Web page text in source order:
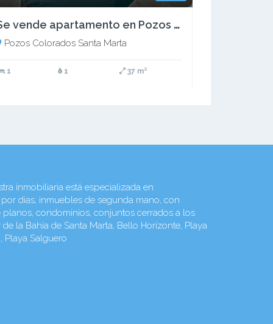
Se vende apartamento en Pozos Colorados, Santa Marta
Pozos Colorados Santa Marta
1 1 37 m²
inmobiliaria está especializada en
dias, inmuebles de segunda mano, con
condominios, conjuntos cerrados a los
la Bahía de Santa Marta, Bello Horizonte, Playa
Playa Salguero